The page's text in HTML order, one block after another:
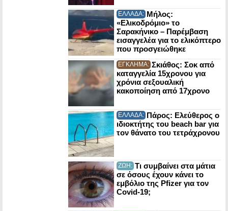
ΕΛΛΑΔΑ: Μήλος:
«Ελικοδρόμιο» το
Σαρακήνικο – Παρέμβαση
εισαγγελέα για το ελικόπτερο
που προσγειώθηκε
ΕΓΚΛΗΜΑ: Σκιάθος: Σοκ από
καταγγελία 15χρονου για
χρόνια σεξουαλική
κακοποίηση από 17χρονο
ΕΛΛΑΔΑ: Πάρος: Ελεύθερος ο
ιδιοκτήτης του beach bar για
τον θάνατο του τετράχρονου
ΖΩΗ: Τι συμβαίνει στα μάτια
σε όσους έχουν κάνει το
εμβόλιο της Pfizer για τον
Covid-19;